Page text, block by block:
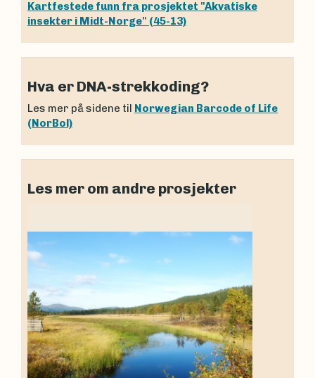
Kartfestede funn fra prosjektet "Akvatiske
insekter i Midt-Norge" (45-13)
Hva er DNA-strekkoding?
Les mer på sidene til Norwegian Barcode of Life
(NorBol)
Les mer om andre prosjekter